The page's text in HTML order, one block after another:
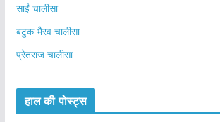
साईं चालीसा
बटुक भैरव चालीसा
प्रेतराज चालीसा
हाल की पोस्ट्स